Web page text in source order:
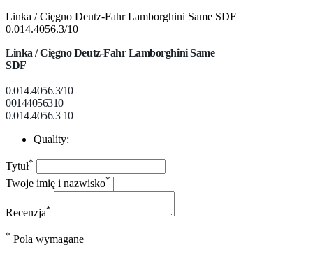
Linka / Cięgno Deutz-Fahr Lamborghini Same SDF
0.014.4056.3/10
Linka / CięgnoDeutz-Fahr Lamborghini Same
SDF
0.014.4056.3/10
00144056310
0.014.4056.3 10
Quality:
Tytuł*
Twoje imię i nazwisko*
Recenzja*
* Pola wymagane